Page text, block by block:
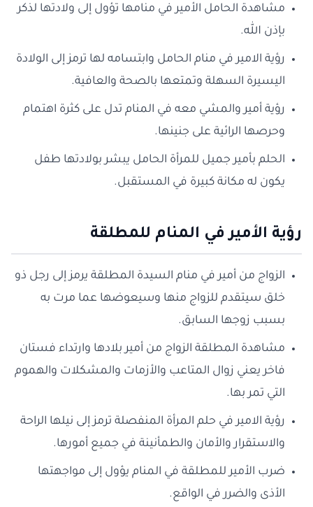
مشاهدة الحامل الأمير في منامها تؤول إلى ولادتها لذكر
بإذن الله.
رؤية الامير في منام الحامل وابتسامه لها ترمز إلى الولادة
اليسيرة السهلة وتمتعها بالصحة والعافية.
رؤية أمير والمشي معه في المنام تدل على كثرة اهتمام
وحرصها الرائية على جنينها.
الحلم بأمير جميل للمرأة الحامل يبشر بولادتها طفل
يكون له مكانة كبيرة في المستقبل.
رؤية الأمير في المنام للمطلقة
الزواج من أمير في منام السيدة المطلقة يرمز إلى رجل ذو
خلق سيتقدم للزواج منها وسيعوضها عما مرت به
بسبب زوجها السابق.
مشاهدة المطلقة الزواج من أمير بلادها وارتداء فستان
فاخر يعني زوال المتاعب والأزمات والمشكلات والهموم
التي تمر بها.
رؤية الامير في حلم المرأة المنفصلة ترمز إلى نيلها الراحة
والاستقرار والأمان والطمأنينة في جميع أمورها.
ضرب الأمير للمطلقة في المنام يؤول إلى مواجهتها
الأذى والضرر في الواقع.